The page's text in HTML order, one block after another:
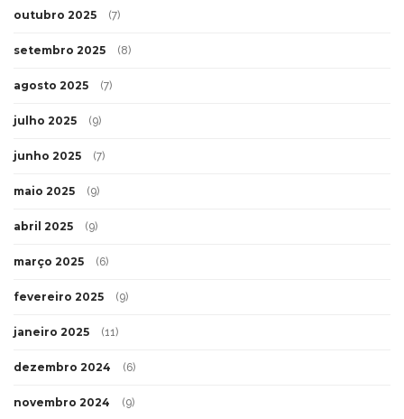
outubro 2025 (7)
setembro 2025 (8)
agosto 2025 (7)
julho 2025 (9)
junho 2025 (7)
maio 2025 (9)
abril 2025 (9)
março 2025 (6)
fevereiro 2025 (9)
janeiro 2025 (11)
dezembro 2024 (6)
novembro 2024 (9)